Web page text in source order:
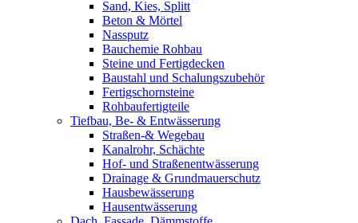
Sand, Kies, Splitt
Beton & Mörtel
Nassputz
Bauchemie Rohbau
Steine und Fertigdecken
Baustahl und Schalungszubehör
Fertigschornsteine
Rohbaufertigteile
Tiefbau, Be- & Entwässerung
Straßen-& Wegebau
Kanalrohr, Schächte
Hof- und Straßenentwässerung
Drainage & Grundmauerschutz
Hausbewässerung
Hausentwässerung